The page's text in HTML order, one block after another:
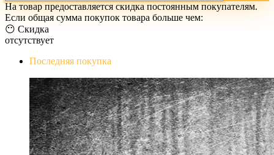
На товар предоставляется скидка постоянным покупателям.
Если общая сумма покупок товара больше чем:
😶 Скидка
отсутствует
Последняя покупка